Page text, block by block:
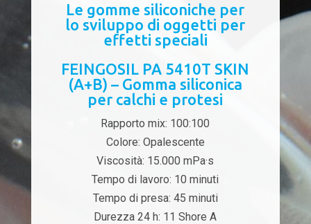
Le gomme siliconiche per
lo sviluppo di oggetti per
effetti speciali
FEINGOSIL PA 5410T SKIN
(A+B) – Gomma siliconica
per calchi e protesi
Rapporto mix: 100:100
Colore: Opalescente
Viscosità: 15.000 mPa·s
Tempo di lavoro: 10 minuti
Tempo di presa: 45 minuti
Durezza 24 h: 11 Shore A